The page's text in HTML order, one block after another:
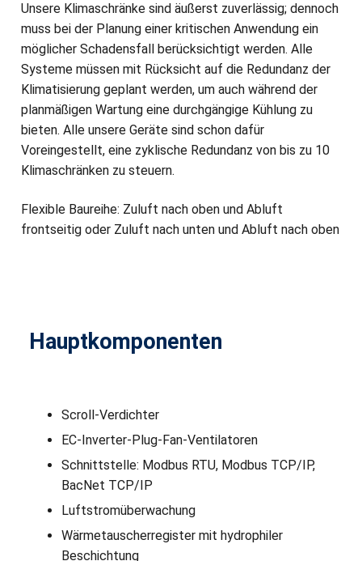
Unsere Klimaschränke sind äußerst zuverlässig; dennoch
muss bei der Planung einer kritischen Anwendung ein
möglicher Schadensfall berücksichtigt werden. Alle
Systeme müssen mit Rücksicht auf die Redundanz der
Klimatisierung geplant werden, um auch während der
planmäßigen Wartung eine durchgängige Kühlung zu
bieten. Alle unsere Geräte sind schon dafür
Voreingestellt, eine zyklische Redundanz von bis zu 10
Klimaschränken zu steuern.
Flexible Baureihe: Zuluft nach oben und Abluft
frontseitig oder Zuluft nach unten und Abluft nach oben
Hauptkomponenten
Scroll-Verdichter
EC-Inverter-Plug-Fan-Ventilatoren
Schnittstelle: Modbus RTU, Modbus TCP/IP,
BacNet TCP/IP
Luftstromüberwachung
Wärmetauscherregister mit hydrophiler
Beschichtung